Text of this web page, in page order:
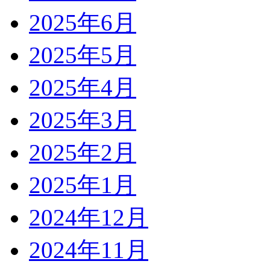
2025年6月
2025年5月
2025年4月
2025年3月
2025年2月
2025年1月
2024年12月
2024年11月